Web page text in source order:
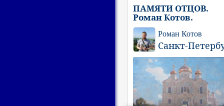
ПАМЯТИ ОТЦОВ.
Роман Котов.
Роман Котов
Санкт-